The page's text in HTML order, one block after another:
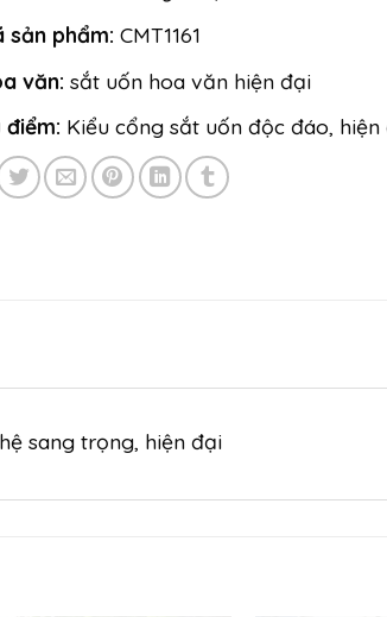
sản phẩm: CMT1161
văn: sắt uốn hoa văn hiện đại
điểm: Kiểu cổng sắt uốn độc đáo,
sang trọng, hiện đại